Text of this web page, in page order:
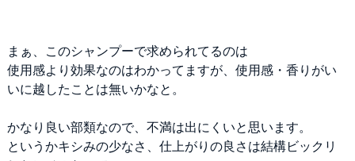
まぁ、このシャンプーで求められてるのは
使用感より効果なのはわかってますが、使用感・香りがい
いに越したことは無いかなと。
かなり良い部類なので、不満は出にくいと思います。
というかキシみの少なさ、仕上がりの良さは結構ビックリ